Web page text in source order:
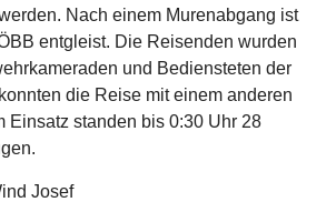
Nach einem Murenabgang ist
entgleist. Die Reisenden wurden
und Bediensteten der
die Reise mit einem anderen
Einsatz standen bis 0:30 Uhr 28
Josef